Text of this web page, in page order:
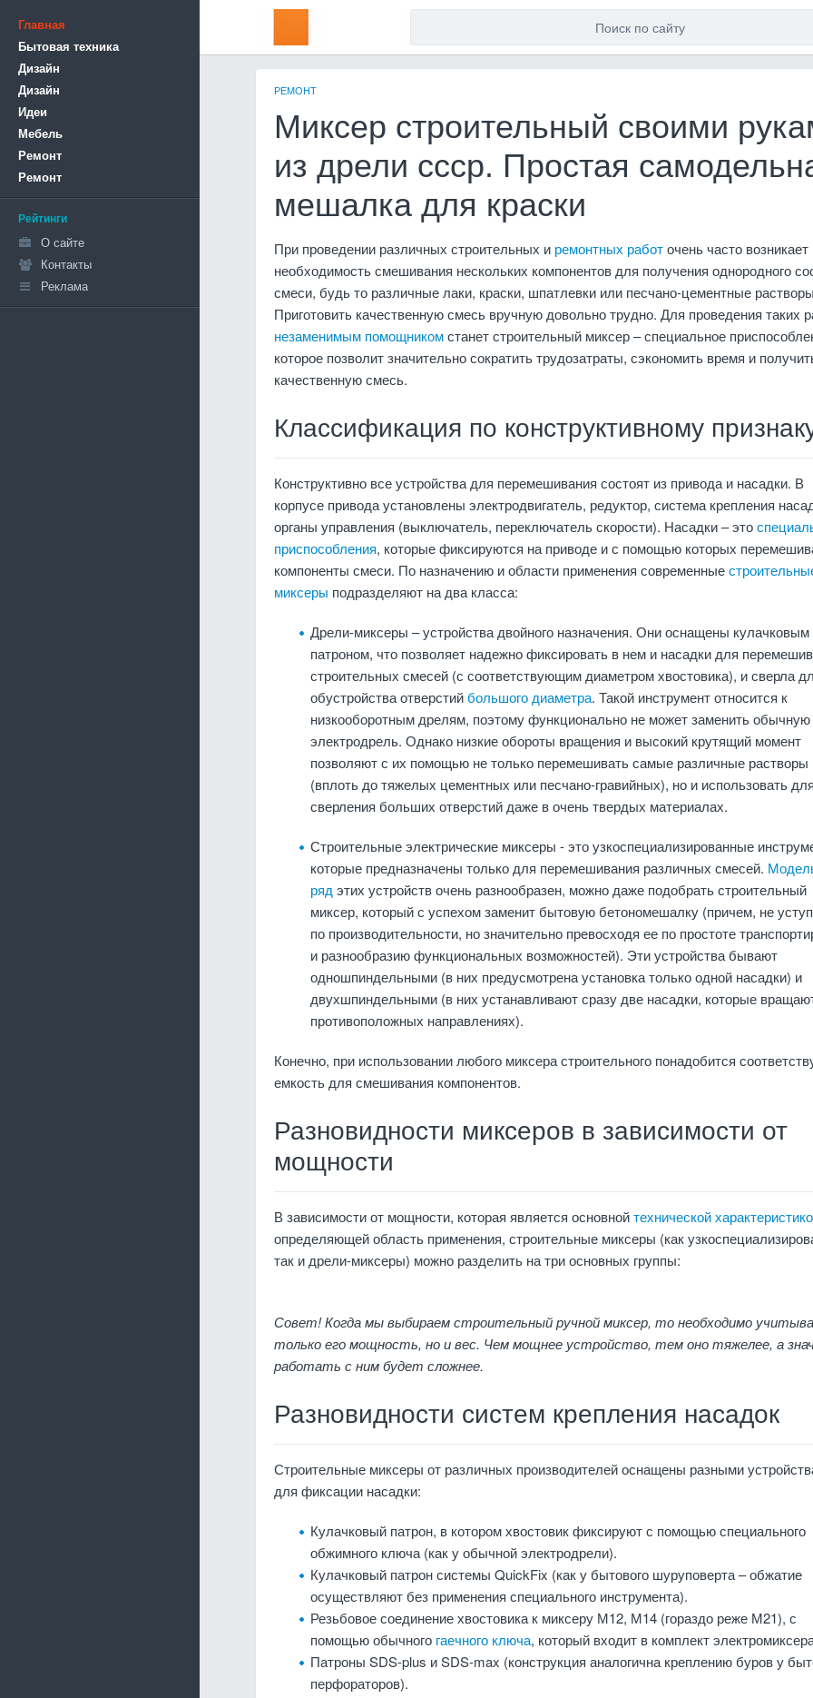
Главная
Бытовая техника
Дизайн
Дизайн
Идеи
Мебель
Ремонт
Ремонт
Рейтинги
О сайте
Контакты
Реклама
РЕМОНТ
Миксер строительный своими
из дрели ссср. Простая
мешалка для краски
При проведении различных строительных и ремонтных работочень часто возникает
необходимость смешивания нескольких компонентов для получения однородного
смеси, будь то различные лаки, краски, шпатлевки или песчано-цементные
Приготовить качественную смесь вручную довольно трудно. Для проведения таких
незаменимым помощникомстанет строительный миксер – специальное
которое позволит значительно сократить трудозатраты, сэкономить время и
качественную смесь.
Классификация по конструктивному
Конструктивно все устройства для перемешивания состоят из привода и насадки. В
корпусе привода установлены электродвигатель, редуктор, система крепления
органы управления (выключатель, переключатель скорости). Насадки – это
приспособления, которые фиксируются на приводе и с помощью которых
компоненты смеси. По назначению и области применения современные
миксеры подразделяют на два класса:
Дрели-миксеры – устройства двойного назначения. Они оснащены кулачковым
патроном, что позволяет надежно фиксировать в нем и насадки для
строительных смесей (с соответствующим диаметром хвостовика), и сверла
обустройства отверстийбольшого диаметра. Такой инструмент относится к
низкооборотным дрелям, поэтому функционально не может заменить обычную
электродрель. Однако низкие обороты вращения и высокий крутящий момент
позволяют с их помощью не только перемешивать самые различные растворы
(вплоть до тяжелых цементных или песчано-гравийных), но и использовать для
сверления больших отверстий даже в очень твердых материалах.
Строительные электрические миксеры - это узкоспециализированные
которые предназначены только для перемешивания различных смесей.
ряд этих устройств очень разнообразен, можно даже подобрать строительный
миксер, который с успехом заменит бытовую бетономешалку (причем, не
по производительности, но значительно превосходя ее по простоте
и разнообразию функциональных возможностей). Эти устройства бывают
одношпиндельными (в них предусмотрена установка только одной насадки) и
двухшпиндельными (в них устанавливают сразу две насадки, которые
противоположных направлениях).
Конечно, при использовании любого миксера строительного понадобится
емкость для смешивания компонентов.
Разновидности миксеров в зависимости от
мощности
В зависимости от мощности, которая является основнойтехнической
определяющей область применения, строительные миксеры (как
так и дрели-миксеры) можно разделить на три основных группы:
Совет! Когда мы выбираем строительный ручной миксер, то необходимо
только его мощность, но и вес. Чем мощнее устройство, тем оно тяжелее, а
работать с ним будет сложнее.
Разновидности систем крепления насадок
Строительные миксеры от различных производителей оснащены разными
для фиксации насадки:
Кулачковый патрон, в котором хвостовик фиксируют с помощью специального
обжимного ключа (как у обычной электродрели).
Кулачковый патрон системы QuickFix (как у бытового шуруповерта – обжатие
осуществляют без применения специального инструмента).
Резьбовое соединение хвостовика к миксеру М12, М14 (гораздо реже М21), с
помощью обычного гаечного ключа, который входит в комплект
Патроны SDS-plus и SDS-max (конструкция аналогична креплению буров у
перфораторов).